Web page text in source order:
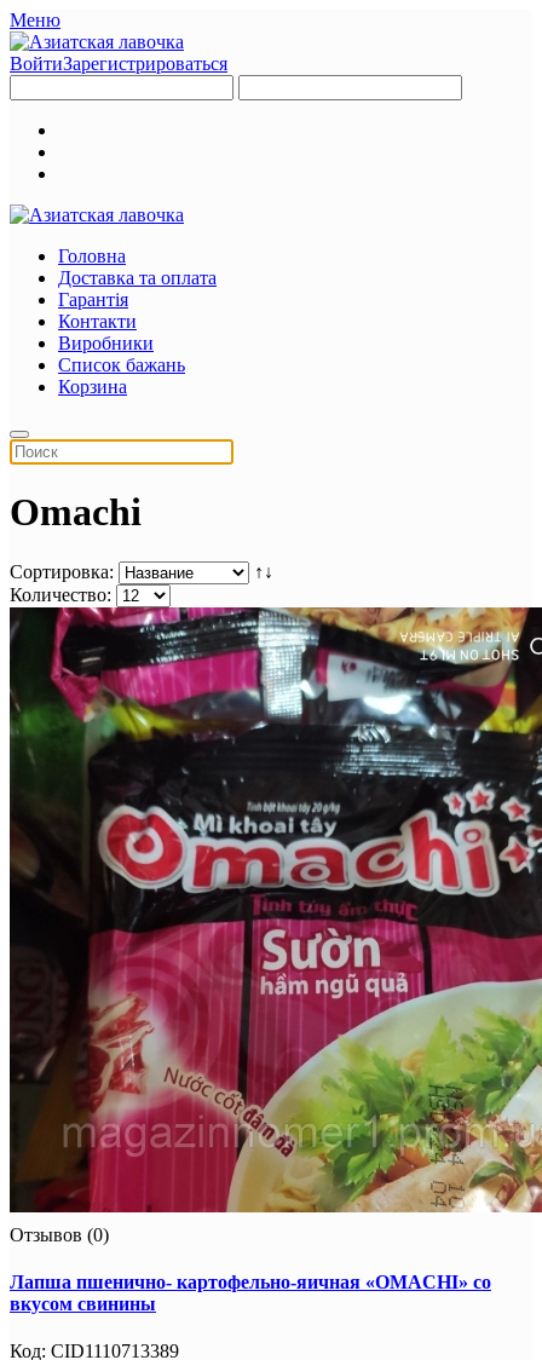
Меню
ВойтиЗарегистрироваться
Головна
Доставка та оплата
Гарантія
Контакти
Виробники
Список бажань
Корзина
Omachi
Сортировка:
↑↓
Количество:
Отзывов (0)
Лапша пшенично- картофельно-яичная «OMACHI» со
вкусом свинины
Код: CID1110713389